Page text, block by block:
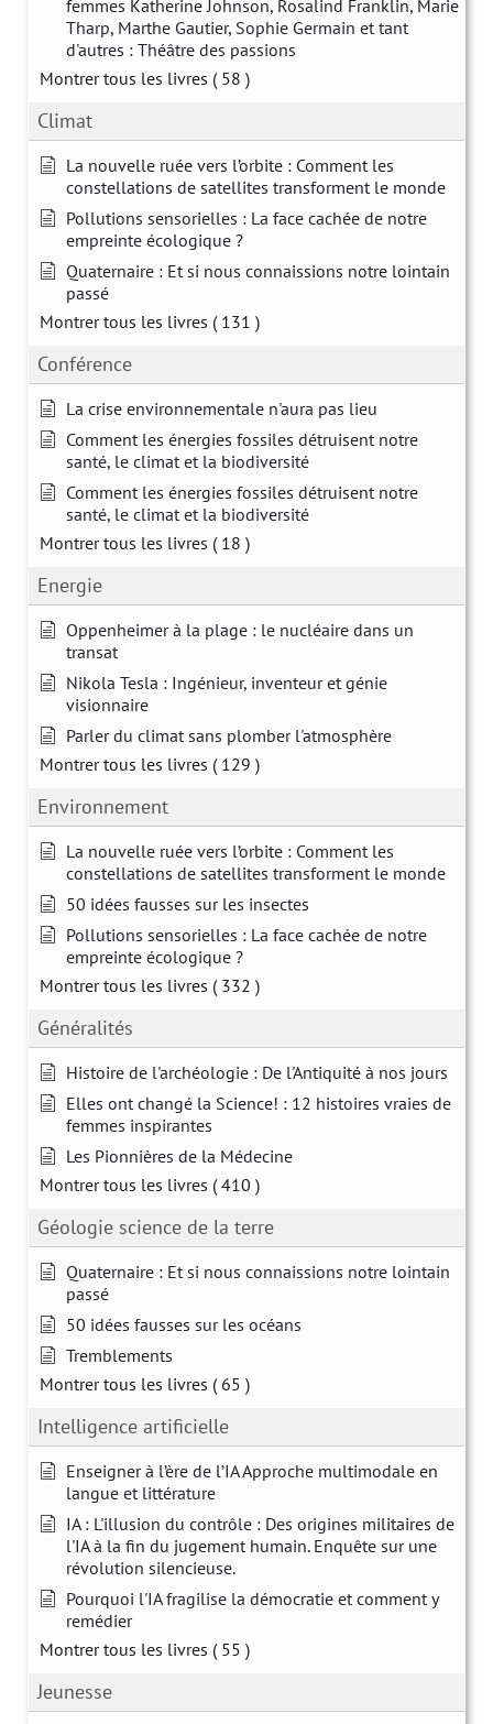
femmes Katherine Johnson, Rosalind Franklin, Marie
Tharp, Marthe Gautier, Sophie Germain et tant
d'autres : Théâtre des passions
Montrer tous les livres ( 58 )
Climat
La nouvelle ruée vers l’orbite : Comment les
constellations de satellites transforment le monde
Pollutions sensorielles : La face cachée de notre
empreinte écologique ?
Quaternaire : Et si nous connaissions notre lointain
passé
Montrer tous les livres ( 131 )
Conférence
La crise environnementale n'aura pas lieu
Comment les énergies fossiles détruisent notre
santé, le climat et la biodiversité
Comment les énergies fossiles détruisent notre
santé, le climat et la biodiversité
Montrer tous les livres ( 18 )
Energie
Oppenheimer à la plage : le nucléaire dans un
transat
Nikola Tesla : Ingénieur, inventeur et génie
visionnaire
Parler du climat sans plomber l'atmosphère
Montrer tous les livres ( 129 )
Environnement
La nouvelle ruée vers l’orbite : Comment les
constellations de satellites transforment le monde
50 idées fausses sur les insectes
Pollutions sensorielles : La face cachée de notre
empreinte écologique ?
Montrer tous les livres ( 332 )
Généralités
Histoire de l'archéologie : De l'Antiquité à nos jours
Elles ont changé la Science! : 12 histoires vraies de
femmes inspirantes
Les Pionnières de la Médecine
Montrer tous les livres ( 410 )
Géologie science de la terre
Quaternaire : Et si nous connaissions notre lointain
passé
50 idées fausses sur les océans
Tremblements
Montrer tous les livres ( 65 )
Intelligence artificielle
Enseigner à l’ère de l’IA Approche multimodale en
langue et littérature
IA : L'illusion du contrôle : Des origines militaires de
l'IA à la fin du jugement humain. Enquête sur une
révolution silencieuse.
Pourquoi l'IA fragilise la démocratie et comment y
remédier
Montrer tous les livres ( 55 )
Jeunesse